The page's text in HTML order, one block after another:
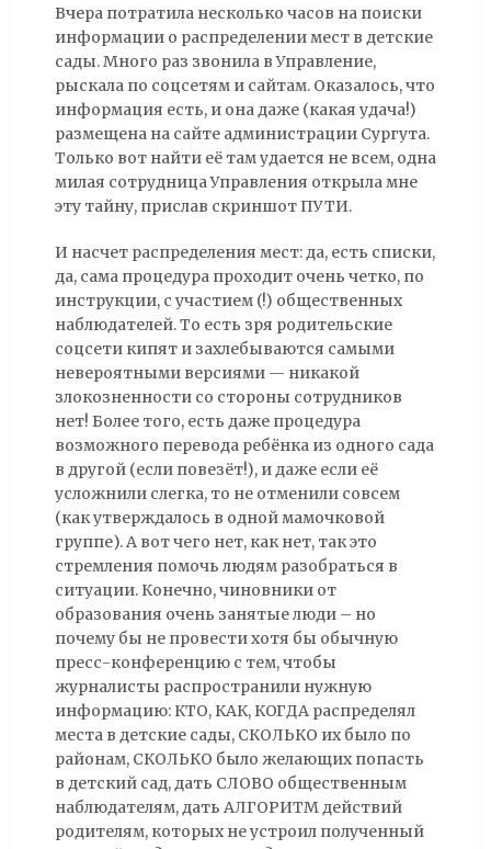
Вчера потратила несколько часов на поиски
информации о распределении мест в детские
сады. Много раз звонила в Управление,
рыскала по соцсетям и сайтам. Оказалось, что
информация есть, и она даже (какая удача!)
размещена на сайте администрации Сургута.
Только вот найти её там удается не всем, одна
милая сотрудница Управления открыла мне
эту тайну, прислав скриншот ПУТИ.
И насчет распределения мест: да, есть списки,
да, сама процедура проходит очень четко, по
инструкции, с участием (!) общественных
наблюдателей. То есть зря родительские
соцсети кипят и захлебываются самыми
невероятными версиями — никакой
злокозненности со стороны сотрудников
нет! Более того, есть даже процедура
возможного перевода ребёнка из одного сада
в другой (если повезёт!), и даже если её
усложнили слегка, то не отменили совсем
(как утверждалось в одной мамочковой
группе). А вот чего нет, как нет, так это
стремления помочь людям разобраться в
ситуации. Конечно, чиновники от
образования очень занятые люди – но
почему бы не провести хотя бы обычную
пресс-конференцию с тем, чтобы
журналисты распространили нужную
информацию: КТО, КАК, КОГДА распределял
места в детские сады, СКОЛЬКО их было по
районам, СКОЛЬКО было желающих попасть
в детский сад, дать СЛОВО общественным
наблюдателям, дать АЛГОРИТМ действий
родителям, которых не устроил полученный